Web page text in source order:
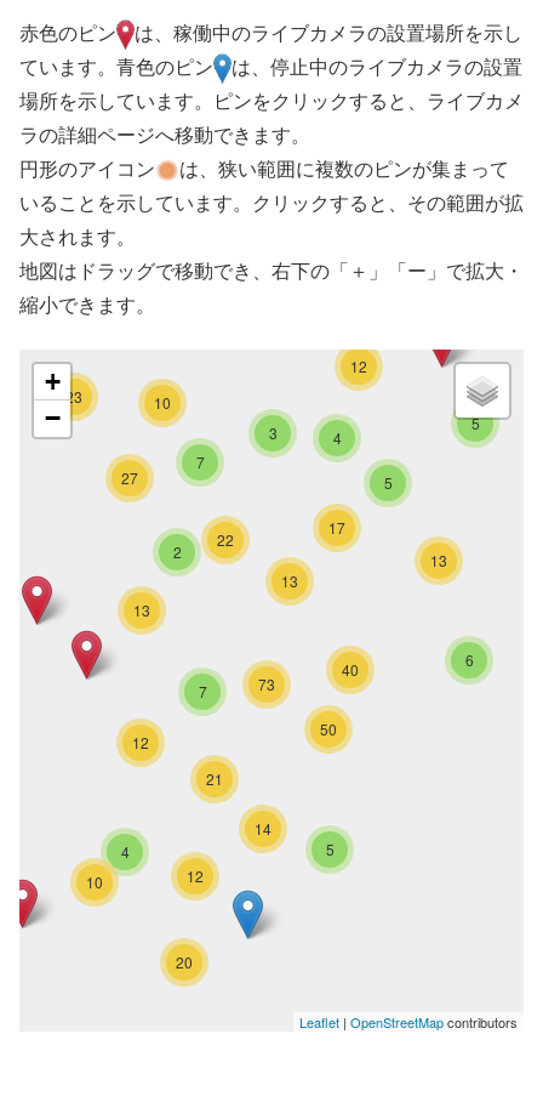
赤色のピン
は、稼働中のライブカメラの設置場所を示し
ています。青色のピン
は、停止中のライブカメラの設置
場所を示しています。ピンをクリックすると、ライブカメ
ラの詳細ページへ移動できます。
円形のアイコン
は、狭い範囲に複数のピンが集まって
いることを示しています。クリックすると、その範囲が拡
大されます。
地図はドラッグで移動でき、右下の「＋」「ー」で拡大・
縮小できます。
4
5
12
17
12
13
6
23
2
4
12
13
10
7
5
13
22
3
10
7
27
20
5
21
14
73
50
40
+
−
Leaflet | OpenStreetMapcontributors